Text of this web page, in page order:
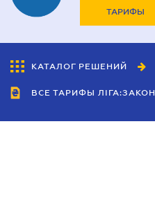
ТАРИФЫ
КАТАЛОГ РЕШЕНИЙ
ВСЕ ТАРИФЫ ЛІГА:ЗАКОН